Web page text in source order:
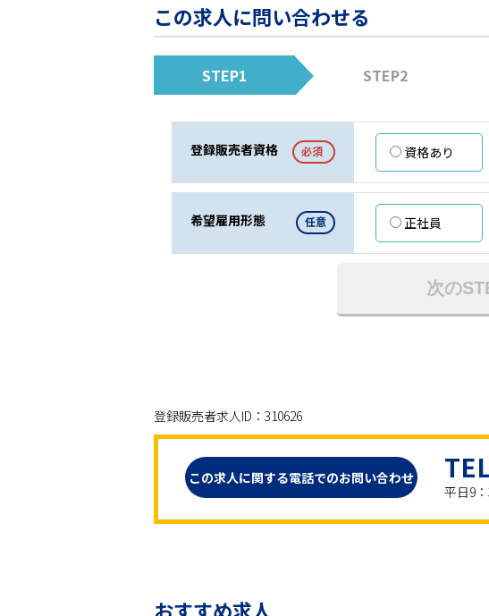
この求人に問い合わせる
STEP1 STEP2
登録販売者資格 必須 資格あり
希望雇用形態 任意 正社員
次の
登録販売者求人ID：310626
この求人に関する電話でのお問い合わせ
平日9
おすすめ求人